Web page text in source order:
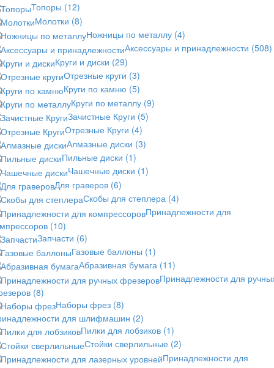
Топоры (12)
Молотки (8)
Ножницы по металлу (4)
Аксессуары и принадлежности (508)
Круги и диски (29)
Отрезные круги (3)
Круги по камню (5)
Круги по металлу (9)
Зачистные Круги (5)
Отрезные Круги (4)
Алмазные диски (3)
Пильные диски (1)
Чашечные диски (1)
Для граверов (6)
Скобы для степлера (4)
Принадлежности для
(10)
Запчасти (6)
Газовые баллоны (1)
Абразивная бумага (11)
Принадлежности для
(8)
Наборы фрез (8)
для шлифмашин (2)
Пилки для лобзиков (1)
Стойки сверлильные (2)
Принадлежности для